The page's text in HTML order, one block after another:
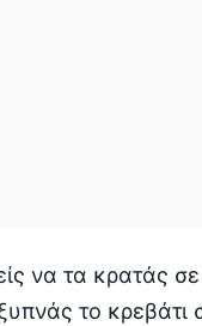
να τα κρατάς
το κρεβάτι